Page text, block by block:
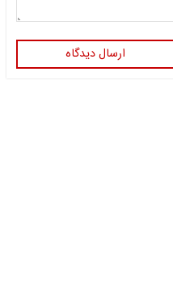
ارسال دیدگاه